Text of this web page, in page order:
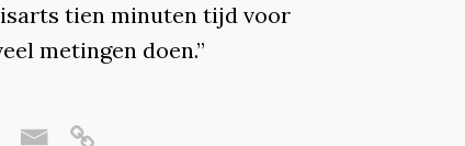
tien minuten tijd voor
metingen doen.”